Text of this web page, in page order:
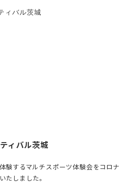
ィバル茨城
験するマルチスポーツ体験会をコロナ
たしました。